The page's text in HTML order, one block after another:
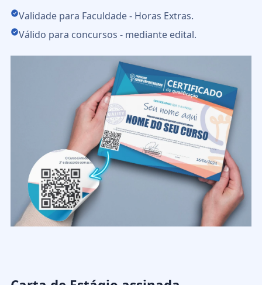
Validade para Faculdade - Horas Extras.
Válido para concursos - mediante edital.